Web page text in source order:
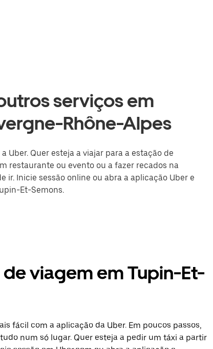
serviços em
Rhône-Alpes
Uber. Quer esteja a viajar para a estação de
restaurante ou evento ou a fazer recados na
ir. Inicie sessão online ou abra a aplicação Uber e
Et-Semons.
viagem em Tupin-Et-
fácil com a aplicação da Uber. Em poucos passos,
num só lugar. Quer esteja a pedir um táxi a partir